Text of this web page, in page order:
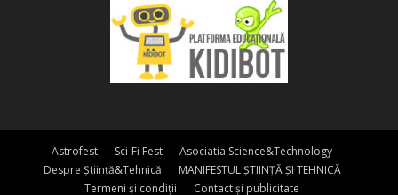
Astrofest Sci-Fi Fest
Asociatia Science&Technology
Despre Știință&Tehnică
MANIFESTUL ȘTIINȚĂ ȘI TEHNICĂ
Termeni și condiții
Contact și publicitate